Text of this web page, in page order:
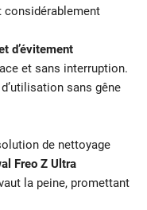
considérablement
d’évitement
et sans interruption.
sans gêne
de nettoyage
Freo Z Ultra
la peine, promettant